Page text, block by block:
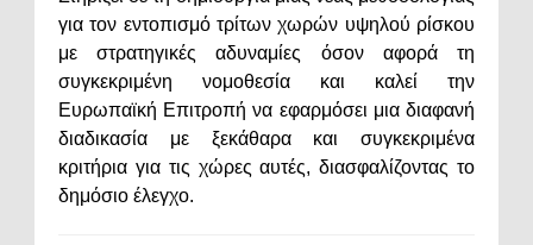
για τον εντοπισμό τρίτων χωρών υψηλού ρίσκου
με στρατηγικές αδυναμίες όσον αφορά τη
συγκεκριμένη νομοθεσία και καλεί την
Ευρωπαϊκή Επιτροπή να εφαρμόσει μια διαφανή
διαδικασία με ξεκάθαρα και συγκεκριμένα
κριτήρια για τις χώρες αυτές, διασφαλίζοντας το
δημόσιο έλεγχο.